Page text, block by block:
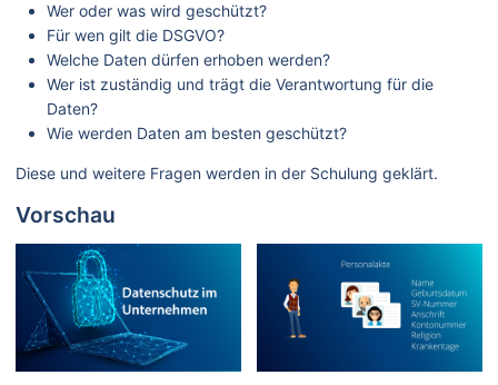
Wer oder was wird geschützt?
Für wen gilt die DSGVO?
Welche Daten dürfen erhoben werden?
Wer ist zuständig und trägt die Verantwortung für die
Daten?
Wie werden Daten am besten geschützt?
Diese und weitere Fragen werden in der Schulung geklärt.
Vorschau